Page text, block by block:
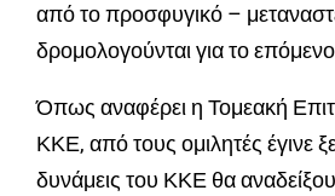
από το προσφυγικό –
δρομολογούνται για το
Όπως αναφέρει η Τομεακή
ΚΚΕ, από τους ομιλητές έγινε
δυνάμεις του ΚΚΕ θα